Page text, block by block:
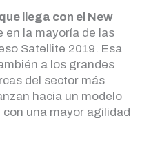
llega con el New
en la mayoría de las
Satellite 2019. Esa
a los grandes
del sector más
hacia un modelo
con una mayor agilidad